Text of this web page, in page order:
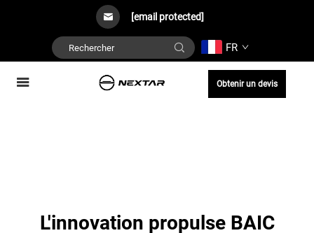
[email protected]
FR
Obtenir un devis
L'innovation propulse BAIC